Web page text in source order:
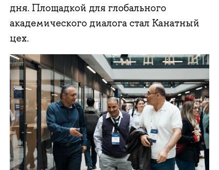
дня. Площадкой для глобального
академического диалога стал Канатный
цех.